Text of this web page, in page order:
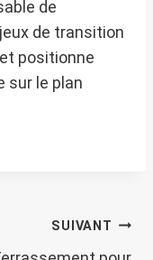
de
de transition
positionne
sur le plan
SUIVANT